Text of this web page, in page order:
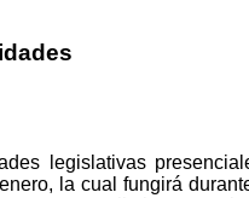
legislativas
la cual fungirá